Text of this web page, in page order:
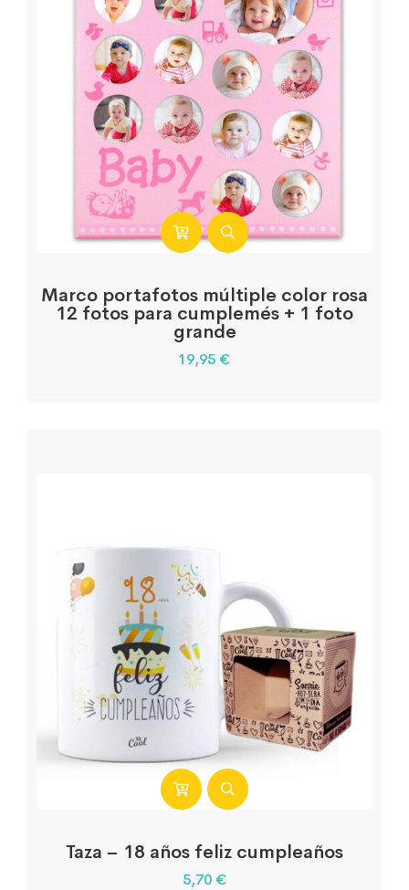
Marco portafotos múltiple color rosa
12 fotos para cumplemés + 1 foto
grande
19,95 €
Taza – 18 años feliz cumpleaños
5,70 €